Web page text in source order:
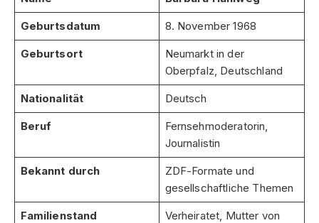
Geburtsdatum 8. November 1968
Geburtsort
Neumarkt in der
Oberpfalz, Deutschland
Nationalität Deutsch
Beruf
Fernsehmoderatorin,
Journalistin
Bekannt durch
ZDF-Formate und
gesellschaftliche Themen
Familienstand
Verheiratet, Mutter von